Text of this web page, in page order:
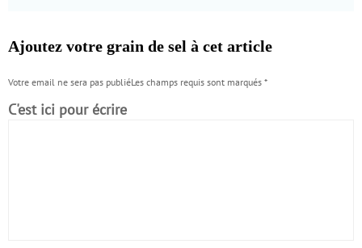
Ajoutez votre grain de sel à cet article
Votre email ne sera pas publiéLes champs requis sont marqués *
C'est ici pour écrire